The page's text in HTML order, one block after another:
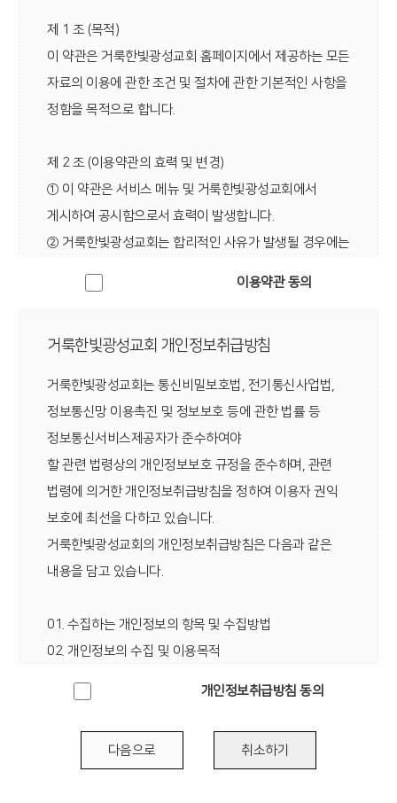
제 1 조 (목적)
이 약관은 거룩한빛광성교회 홈페이지에서 제공하는 모든
자료의 이용에 관한 조건 및 절차에 관한 기본적인 사항을
정함을 목적으로 합니다.
제 2 조 (이용약관의 효력 및 변경)
① 이 약관은 서비스 메뉴 및 거룩한빛광성교회에서
게시하여 공시함으로서 효력이 발생합니다.
② 거룩한빛광성교회는 합리적인 사유가 발생될 경우에는
공시합니다.
이용에 제한을 받을 수 있으며 가입자는 언제라도
이용계약을 해지할 수 있습니다.
약관의 효력 발생일 이후의 계속적인 서비스 이용은
약관의 변경사항에 동의한 것으로 간주됩 니다.
제 3 조 (약관의 적용)
① 이 약관은 거룩한빛광성교회가 제공하는 개별서비스에
관한 이용안내( 이하 서비스별 안내라 합니다) 와 함께
적용합니다.
및 서비스별 안내의 취지에 따라 적용할 수 있습니다.
③ 회원가입시 회원의 신상정보는 거룩한빛광성교회에서
수 있습니다.
제 4 조 ( 용어의 정의)
① 이 약관에서 사용하는 용어의 정의는 다음과 같습니다.
이용약관 동의
거룩한빛광성교회 개인정보취급방침
거룩한빛광성교회는 통신비밀보호법, 전기통신사업법,
정보통신망 이용촉진 및 정보보호 등에 관한 법률 등
정보통신서비스제공자가 준수하여야
할 관련 법령상의 개인정보보호 규정을 준수하며, 관련
법령에 의거한 개인정보취급방침을 정하여 이용자 권익
보호에 최선을 다하고 있습니다.
거룩한빛광성교회의 개인정보취급방침은 다음과 같은
내용을 담고 있습니다.
01. 수집하는 개인정보의 항목 및 수집방법
02. 개인정보의 수집 및 이용목적
04. 개인정보의 공유 및 제 3자 제공
05. 개인정보의 보유 및 이용기간
06. 개인정보 파기절차 및 방법
개인정보취급방침 동의
다음으로 취소하기